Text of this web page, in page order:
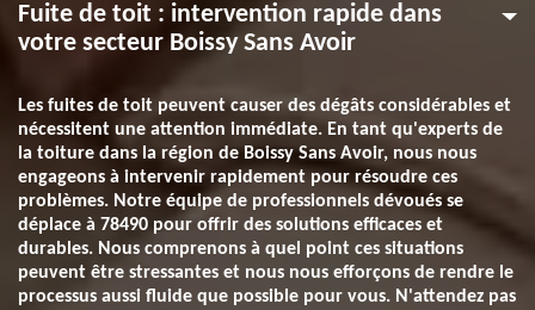
Fuite de toit : intervention rapide dans
votre secteur Boissy Sans Avoir
Les fuites de toit peuvent causer des dégâts considérables et
nécessitent une attention immédiate. En tant qu'experts de
la toiture dans la région de Boissy Sans Avoir, nous nous
engageons à intervenir rapidement pour résoudre ces
problèmes. Notre équipe de professionnels dévoués se
déplace à 78490 pour offrir des solutions efficaces et
durables. Nous comprenons à quel point ces situations
peuvent être stressantes et nous nous efforçons de rendre le
processus aussi fluide que possible pour vous. N'attendez pas